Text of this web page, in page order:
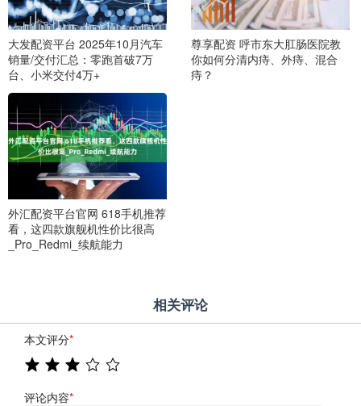
大发配资平台 2025年10月汽车
销量/交付汇总：零跑首破7万
台、小米交付4万+
尊享配资 呼市东大肛肠医院教
你如何分清内痔、外痔、混合
痔？
外汇配资平台官网 618手机推荐
看，这四款旗舰机性价比很高
_Pro_Redmi_续航能力
相关评论
本文评分*
评论内容*